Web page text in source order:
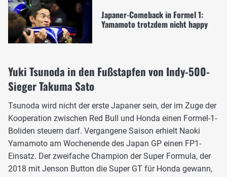
Japaner-Comeback in Formel 1:
Yamamoto trotzdem nicht happy
Yuki Tsunoda in den Fußstapfen von Indy-500-
Sieger Takuma Sato
Tsunoda wird nicht der erste Japaner sein, der im Zuge der
Kooperation zwischen Red Bull und Honda einen Formel-1-
Boliden steuern darf. Vergangene Saison erhielt Naoki
Yamamoto am Wochenende des Japan GP einen FP1-
Einsatz. Der zweifache Champion der Super Formula, der
2018 mit Jenson Button die Super GT für Honda gewann,